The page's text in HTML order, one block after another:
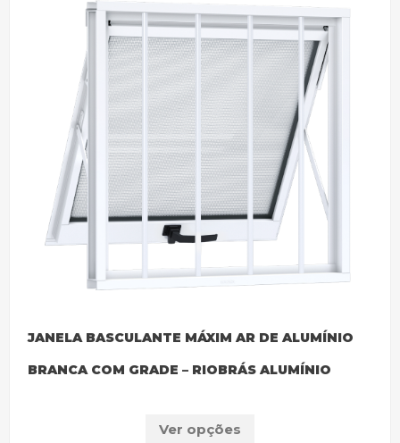
JANELA BASCULANTE MÁXIM AR DE ALUMÍNIO
BRANCA COM GRADE – RIOBRÁS ALUMÍNIO
Ver opções